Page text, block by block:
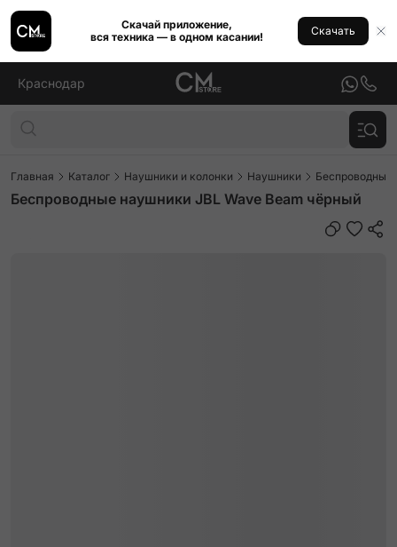
Скачай приложение,
вся техника — в одном касании!
Скачать
Краснодар
Главная Каталог Наушники и колонки Наушники Беспроводные
Беспроводные наушники JBL Wave Beam чёрный